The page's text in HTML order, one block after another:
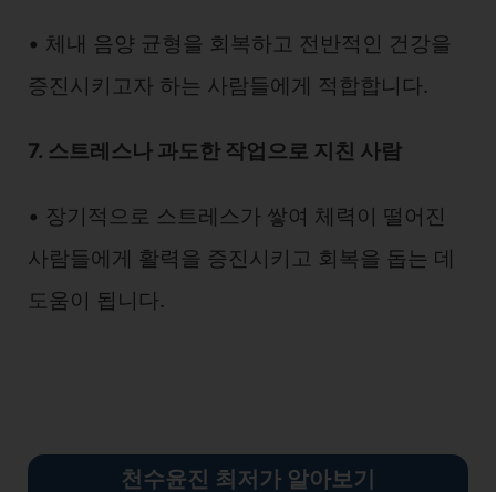
• 체내 음양 균형을 회복하고 전반적인 건강을
증진시키고자 하는 사람들에게 적합합니다.
7. 스트레스나 과도한 작업으로 지친 사람
• 장기적으로 스트레스가 쌓여 체력이 떨어진
사람들에게 활력을 증진시키고 회복을 돕는 데
도움이 됩니다.
천수윤진 최저가 알아보기